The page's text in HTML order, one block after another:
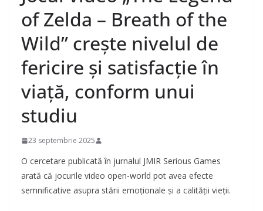
of Zelda – Breath of the
Wild” crește nivelul de
fericire și satisfacție în
viață, conform unui
studiu
23 septembrie 2025
O cercetare publicată în jurnalul JMIR Serious Games
arată că jocurile video open-world pot avea efecte
semnificative asupra stării emoționale și a calității vieții.